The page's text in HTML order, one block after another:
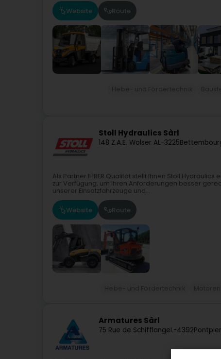
Website Route
Stoll Hydraulics Sàrl
148 Z.A.E. Wolser AL-3225
Als Partner IHRER Qualität stellt Ihnen Stoll
zur Verfügung, um Ihren Anforderungen besser
unserer Einsatzfahrzeuge und...
Website Route
Armatures Sàrl
75 Rue de SchifflangeL-4392